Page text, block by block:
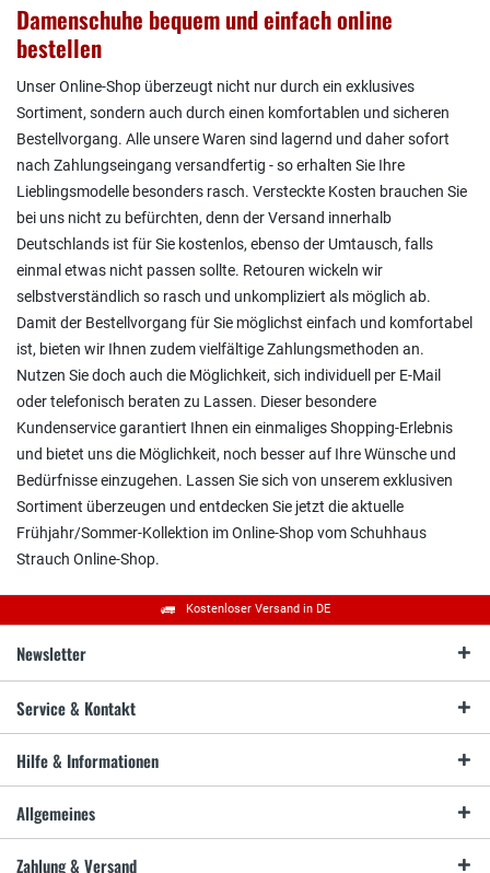
Damenschuhe bequem und einfach online
bestellen
Unser Online-Shop überzeugt nicht nur durch ein exklusives
Sortiment, sondern auch durch einen komfortablen und sicheren
Bestellvorgang. Alle unsere Waren sind lagernd und daher sofort
nach Zahlungseingang versandfertig - so erhalten Sie Ihre
Lieblingsmodelle besonders rasch. Versteckte Kosten brauchen Sie
bei uns nicht zu befürchten, denn der Versand innerhalb
Deutschlands ist für Sie kostenlos, ebenso der Umtausch, falls
einmal etwas nicht passen sollte. Retouren wickeln wir
selbstverständlich so rasch und unkompliziert als möglich ab.
Damit der Bestellvorgang für Sie möglichst einfach und komfortabel
ist, bieten wir Ihnen zudem vielfältige Zahlungsmethoden an.
Nutzen Sie doch auch die Möglichkeit, sich individuell per E-Mail
oder telefonisch beraten zu Lassen. Dieser besondere
Kundenservice garantiert Ihnen ein einmaliges Shopping-Erlebnis
und bietet uns die Möglichkeit, noch besser auf Ihre Wünsche und
Bedürfnisse einzugehen. Lassen Sie sich von unserem exklusiven
Sortiment überzeugen und entdecken Sie jetzt die aktuelle
Frühjahr/Sommer-Kollektion im Online-Shop vom Schuhhaus
Strauch Online-Shop.
Kostenloser Versand in DE
Newsletter
Service & Kontakt
Hilfe & Informationen
Allgemeines
Zahlung & Versand